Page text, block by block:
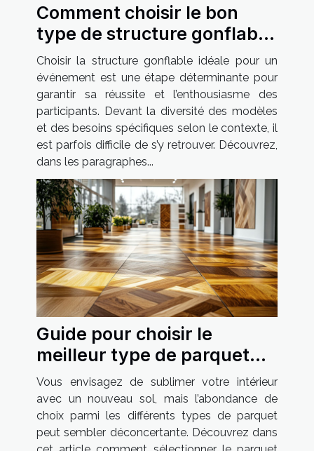
Comment choisir le bon
type de structure gonflable
pour votre événement
Choisir la structure gonflable idéale pour un
événement est une étape déterminante pour
garantir sa réussite et l’enthousiasme des
participants. Devant la diversité des modèles
et des besoins spécifiques selon le contexte, il
est parfois difficile de s’y retrouver. Découvrez,
dans les paragraphes...
Guide pour choisir le
meilleur type de parquet
pour votre maison
Vous envisagez de sublimer votre intérieur
avec un nouveau sol, mais l’abondance de
choix parmi les différents types de parquet
peut sembler déconcertante. Découvrez dans